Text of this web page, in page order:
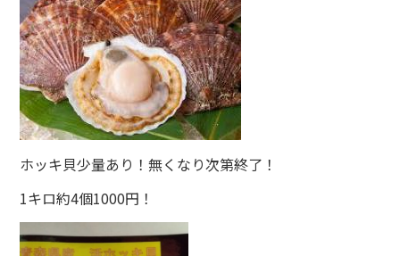
ホッキ貝少量あり！無くなり次第終了！
1キロ約4個1000円！